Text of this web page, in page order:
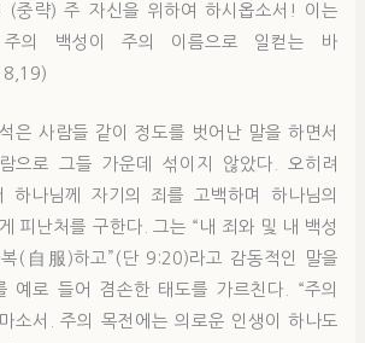
(중략) 주 자신을 위하여 하시옵소서! 이는
의 백성이 주의 이름으로 일컫는 바
은 사람들 같이 정도를 벗어난 말을 하면서
으로 그들 가운데 섞이지 않았다. 오히려
하나님께 자기의 죄를 고백하며 하나님의
피난처를 구한다. 그는 “내 죄와 및 내 백성
(自服)하고”(단 9:20)라고 감동적인 말을
예로 들어 겸손한 태도를 가르친다. “주의
소서. 주의 목전에는 의로운 인생이 하나도